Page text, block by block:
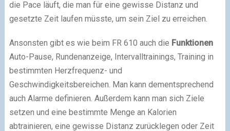
die Pace läuft, die man für eine gewisse Distanz und
gesetzte Zeit laufen müsste, um sein Ziel zu erreichen.
Ansonsten gibt es wie beim FR 610 auch die Funktionen
Auto-Pause, Rundenanzeige, Intervalltrainings, Training in
bestimmten Herzfrequenz- und
Geschwindigkeitsbereichen. Man kann dementsprechend
auch Alarme definieren. Außerdem kann man sich Ziele
setzen und eine bestimmte Menge an Kalorien
abtrainieren, eine gewisse Distanz zurücklegen oder Zeit